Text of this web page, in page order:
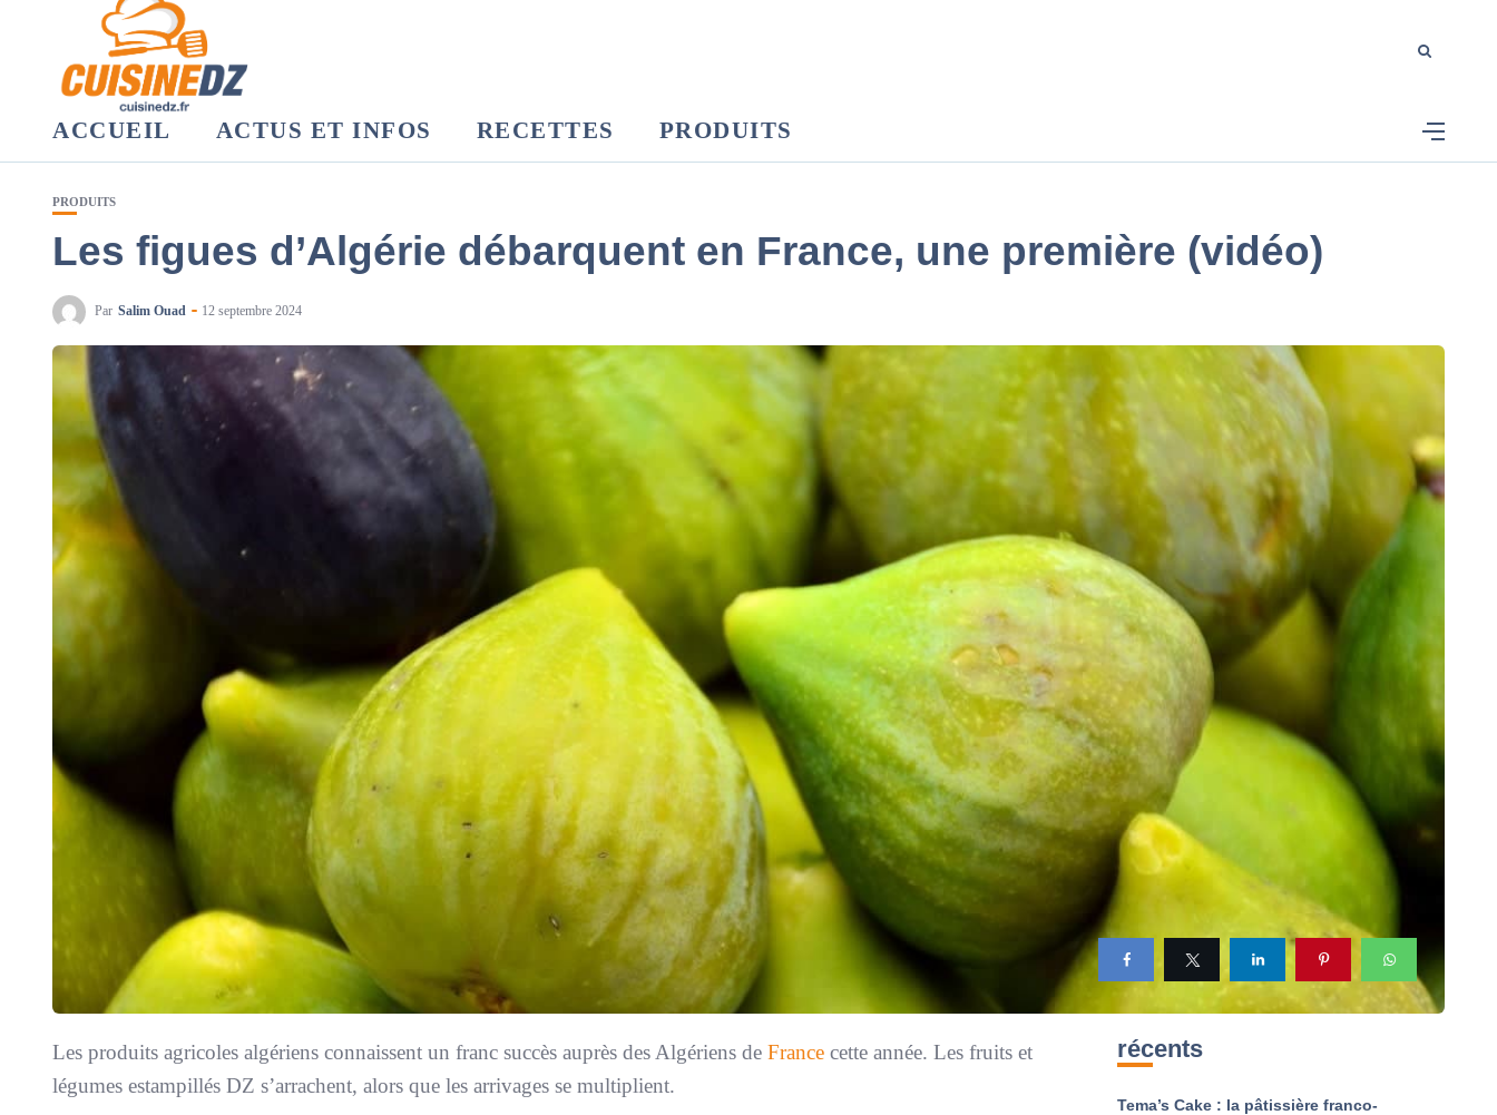
ACCUEIL ACTUS ET INFOS RECETTES PRODUITS
PRODUITS
Les figues d’Algérie débarquent en France, une première (vidéo)
Par Salim Ouad 12 septembre 2024
Les produits agricoles algériens connaissent un franc succès auprès des Algériens de France cette année. Les fruits et
légumes estampillés DZ s’arrachent, alors que les arrivages se multiplient.
récents
Tema’s Cake : la pâtissière franco-